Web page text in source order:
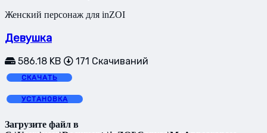
Женский персонаж для inZOI
Девушка
586.18 KB 171 Скачиваний
СКАЧАТЬ
УСТАНОВКА
Загрузите файл в